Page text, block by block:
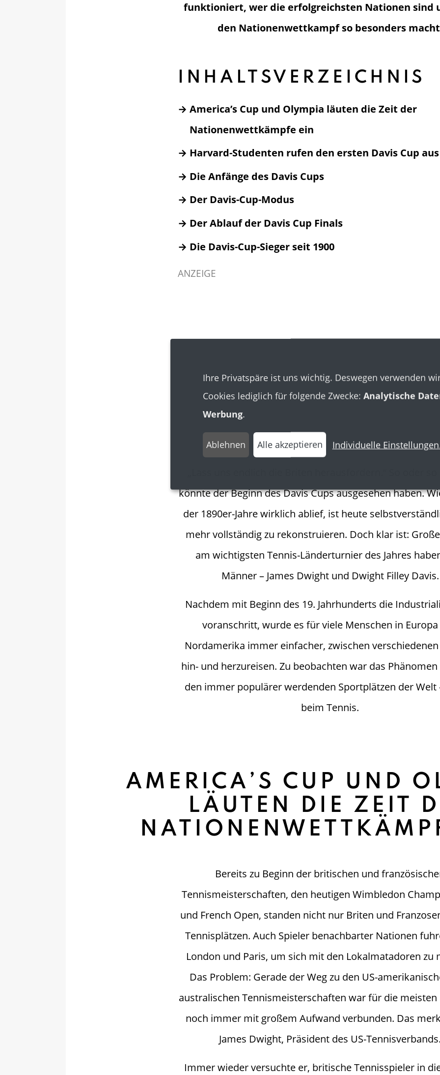
funktioniert, wer die erfolgreichsten Nationen sind
den Nationenwettkampf so besonders
INHALTSVERZEICHNIS
America’s Cup und Olympia läuten die Zeit der
Nationenwettkämpfe ein
Harvard-Studenten rufen den ersten Davis Cup aus
Die Anfänge des Davis Cups
Der Davis-Cup-Modus
Der Ablauf der Davis Cup Finals
Die Davis-Cup-Sieger seit 1900
ANZEIGE
könnte der Beginn des Davis Cups ausgesehen haben.
der 1890er-Jahre wirklich ablief, ist heute
mehr vollständig zu rekonstruieren. Doch klar ist:
am wichtigsten Tennis-Länderturnier des Jahres
Männer – James Dwight und Dwight Filley Davis.
Nachdem mit Beginn des 19. Jahrhunderts die
voranschritt, wurde es für viele Menschen in
Nordamerika immer einfacher, zwischen
hin- und herzureisen. Zu beobachten war das
den immer populärer werdenden Sportplätzen der Welt
beim Tennis.
AMERICA’S CUP UND
LÄUTEN DIE ZEIT
Bereits zu Beginn der britischen und
Tennismeisterschaften, den heutigen Wimbledon
und French Open, standen nicht nur Briten und
Tennisplätzen. Auch Spieler benachbarter Nationen
London und Paris, um sich mit den Lokalmatadoren zu
Das Problem: Gerade der Weg zu den US-
australischen Tennismeisterschaften war für die meisten
noch immer mit großem Aufwand verbunden. Das
James Dwight, Präsident des US-
Immer wieder versuchte er, britische Tennisspieler in
Ihre Privatspäre ist uns wichtig. Deswegen verwenden
Cookies lediglich für folgende Zwecke: Analytische
Werbung.
Ablehnen Alle akzeptieren Individuelle Einstellungen